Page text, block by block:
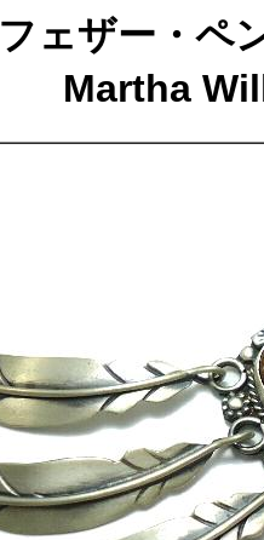
フェザー・ペ
Martha